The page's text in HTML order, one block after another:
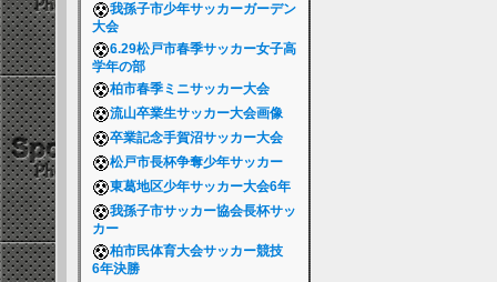
我孫子市少年サッカーガーデン
大会
6.29松戸市春季サッカー女子高
学年の部
柏市春季ミニサッカー大会
流山卒業生サッカー大会画像
卒業記念手賀沼サッカー大会
松戸市長杯争奪少年サッカー
東葛地区少年サッカー大会6年
我孫子市サッカー協会長杯サッ
カー
柏市民体育大会サッカー競技
6年決勝